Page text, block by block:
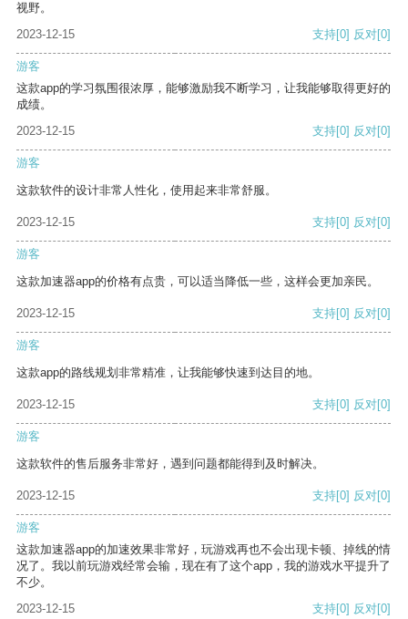
视野。
2023-12-15
支持[0] 反对[0]
游客
这款app的学习氛围很浓厚，能够激励我不断学习，让我能够取得更好的
成绩。
2023-12-15
支持[0] 反对[0]
游客
这款软件的设计非常人性化，使用起来非常舒服。
2023-12-15 支持[0] 反对[0]
游客
这款加速器app的价格有点贵，可以适当降低一些，这样会更加亲民。
2023-12-15 支持[0] 反对[0]
游客
这款app的路线规划非常精准，让我能够快速到达目的地。
2023-12-15 支持[0] 反对[0]
游客
这款软件的售后服务非常好，遇到问题都能得到及时解决。
2023-12-15 支持[0] 反对[0]
游客
这款加速器app的加速效果非常好，玩游戏再也不会出现卡顿、掉线的情
况了。我以前玩游戏经常会输，现在有了这个app，我的游戏水平提升了
不少。
2023-12-15
支持[0] 反对[0]